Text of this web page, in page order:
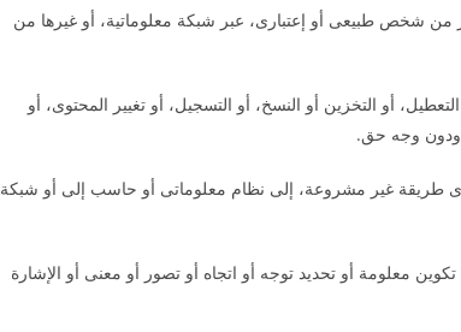
من شخص طبيعى أو إعتبارى، عبر شبكة معلوماتية، أو غيرها من
أو التخزين أو النسخ، أو التسجيل، أو تغيير المحتوى، أو
ودون وجه حق.
طريقة غير مشروعة، إلى نظام معلوماتى أو حاسب إلى أو شبكة
معلومة أو تحديد توجه أو اتجاه أو تصور أو معنى أو الإشارة